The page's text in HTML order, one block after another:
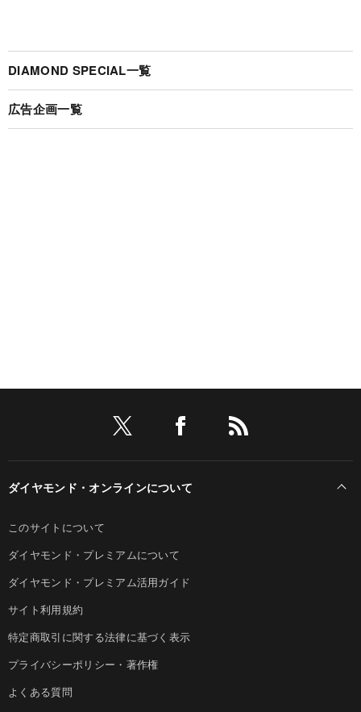
DIAMOND SPECIAL一覧
広告企画一覧
ダイヤモンド・オンラインについて
このサイトについて
ダイヤモンド・プレミアムについて
ダイヤモンド・プレミアム活用ガイド
サイト利用規約
特定商取引に関する法律に基づく表示
プライバシーポリシー・著作権
よくある質問